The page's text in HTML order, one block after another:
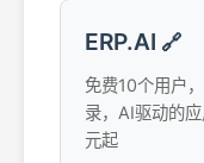
ERP.AI 🔗
免费10个用户
录，AI驱动的
元起